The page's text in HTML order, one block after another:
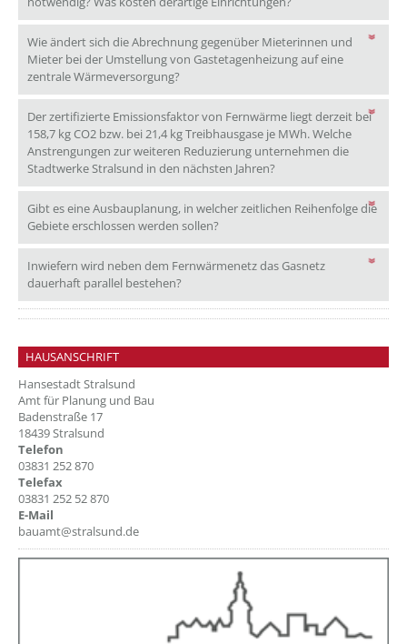
Wie ändert sich die Abrechnung gegenüber Mieterinnen und
Mieter bei der Umstellung von Gastetagenheizung auf eine
zentrale Wärmeversorgung?
Der zertifizierte Emissionsfaktor von Fernwärme liegt derzeit bei
158,7 kg CO2 bzw. bei 21,4 kg Treibhausgase je MWh. Welche
Anstrengungen zur weiteren Reduzierung unternehmen die
Stadtwerke Stralsund in den nächsten Jahren?
Gibt es eine Ausbauplanung, in welcher zeitlichen Reihenfolge die
Gebiete erschlossen werden sollen?
Inwiefern wird neben dem Fernwärmenetz das Gasnetz
dauerhaft parallel bestehen?
HAUSANSCHRIFT
Hansestadt Stralsund
Amt für Planung und Bau
Badenstraße 17
18439 Stralsund
Telefon
03831 252 870
Telefax
03831 252 52 870
E-Mail
bauamt@stralsund.de